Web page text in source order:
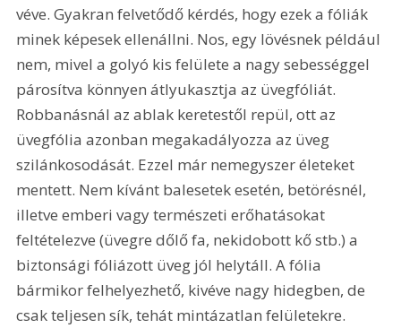
véve. Gyakran felvetődő kérdés, hogy ezek a fóliák
minek képesek ellenállni. Nos, egy lövésnek például
nem, mivel a golyó kis felülete a nagy sebességgel
párosítva könnyen átlyukasztja az üvegfóliát.
Robbanásnál az ablak keretestől repül, ott az
üvegfólia azonban megakadályozza az üveg
szilánkosodását. Ezzel már nemegyszer életeket
mentett. Nem kívánt balesetek esetén, betörésnél,
illetve emberi vagy természeti erőhatásokat
feltételezve (üvegre dőlő fa, nekidobott kő stb.) a
biztonsági fóliázott üveg jól helytáll. A fólia
bármikor felhelyezhető, kivéve nagy hidegben, de
csak teljesen sík, tehát mintázatlan felületekre.